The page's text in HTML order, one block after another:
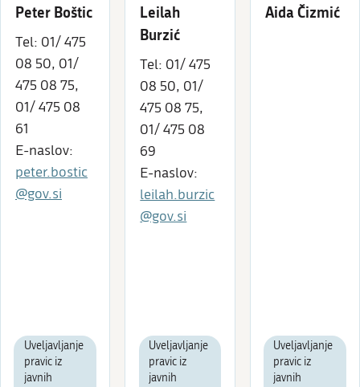
Peter Boštic
Tel: 01/ 475
08 50, 01/
475 08 75,
01/ 475 08
61
E-naslov:
peter.bostic
@gov.si
Uveljavljanje
pravic iz
javnih
Leilah
Burzić
Tel: 01/ 475
08 50, 01/
475 08 75,
01/ 475 08
69
E-naslov:
leilah.burzic
@gov.si
Uveljavljanje
pravic iz
javnih
Aida Čizmić
Uveljavljanje
pravic iz
javnih